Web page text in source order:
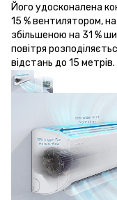
Його удосконалена
15 % вентилятором,
збільшеною на 31 %
повітря
відстань до 15 метрів.